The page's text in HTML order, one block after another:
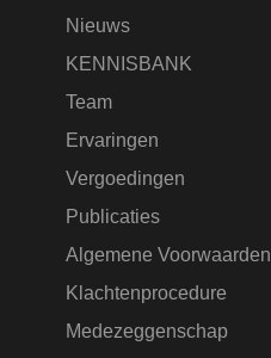
Nieuws
KENNISBANK
Team
Ervaringen
Vergoedingen
Publicaties
Algemene Voorwaarden
Klachtenprocedure
Medezeggenschap